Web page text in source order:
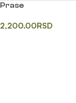
Prase
2,200.00RSD